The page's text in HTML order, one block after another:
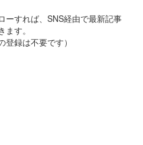
ーすれば、SNS経由で最新記事
す。
登録は不要です）